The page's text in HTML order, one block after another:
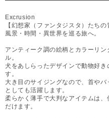
Excrusion
【幻想家（ファンタジスタ）たちの
風景・時間・異世界を巡る旅へ。
アンティーク調の絵柄とカラーリ
ル。
犬をあしらったデザインで動物好
す。
大き目のサイジングなので、首や
としても活躍します。
柔らかく薄手で大判なアイテムは
だけます。